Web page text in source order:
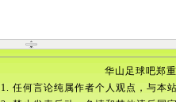
华山足球吧郑
1. 任何言论纯属作者个人观点，与本站